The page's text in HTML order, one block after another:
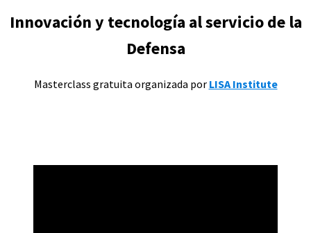
Innovación y tecnología al servicio de la
Defensa
Masterclass gratuita organizada por LISA Institute